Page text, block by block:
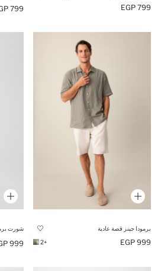
799 EGP
799 EGP
برمودا جينز قصة عادية
999 EGP
+2
شورت
999 EGP